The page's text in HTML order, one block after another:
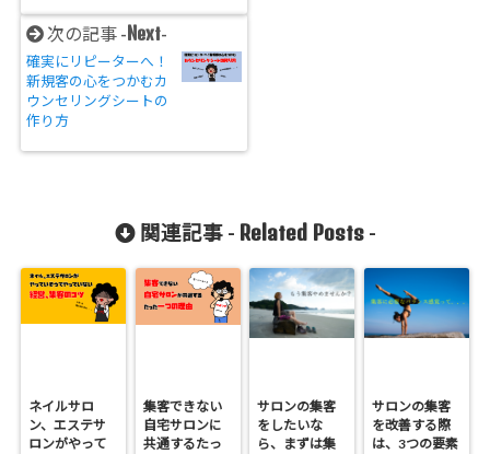
次の記事 - Next-
確実にリピーターへ！
新規客の心をつかむカ
ウンセリングシートの
作り方
関連記事 - Related Posts-
ネイルサロ
ン、エステサ
ロンがやって
集客できない
自宅サロンに
共通するたっ
サロンの集客
をしたいな
ら、まずは集
サロンの集客
を改善する際
は、3つの要素